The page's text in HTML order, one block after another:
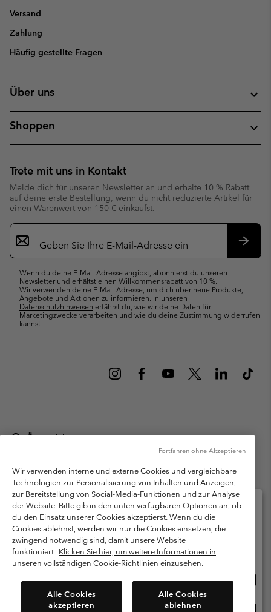
Versand
Zahlung
Häufig gestellte Fragen
Über uns
Shoppen
Trete mit uns in Kontakt
Melde dich für unseren Newsletter an und erhalte 10 % Rabatt
auf deine erste Bestellung, wenn du nicht reduzierte Artikel für
einen Warenwert von 150 € einkaufst.
Newsletter-
Anmeldung
Wenn du deine E-Mail-Adresse angibst, abonnierst du unseren
Newsletter und erhältst einen Willkommensrabatt von 10 %.
Wir verwenden deine E-Mail-Adresse, um dich über neue Produkte,
Angebote und Aktionen zu informieren. In unseren
Datenschutzhinweisen erfährst du, wie wir deine Daten für
Marketingzwecke verarbeiten und wie du deine Zustimmung widerrufen
kannst.
Österreich
Columbia Sportswear Austria GmbH. Moosfeldstraße 1, 5101
Bergheim, Salzburg Österreich. Alle Rechte vorbehalten.
Nutzungsbedingungen
Allgemeine Verkaufsbedingungen
Garantie
Datenschutzerklärung
Bestimmungen und Bedingungen des Mitglieder Programms
Nutzungsbedingungen Für Nutzergenerierte Inhalte
Cookies
Kundenservice: Mo- Fr. 9:00 - 13:00 & 14:00- 18:00 Uhr
(+)43720880525
Wir verwenden interne und externe Cookies und vergleichbare
Technologien zur Personalisierung von Inhalten und Anzeigen,
zur Bereitstellung von Social-Media-Funktionen und zur Analyse
der Website. Bitte gib in den unten verfügbaren Optionen an, ob
du den Einsatz unserer Cookies akzeptierst. Wenn du die
Cookies ablehnst, werden wir nur die Cookies einsetzen, die
zwingend notwendig sind, damit unsere Website
funktioniert. Klicken Sie hier, um weitere Informationen in
unseren vollständigen Cookie-Richtlinien einzusehen.
Alle Cookies
akzeptieren
Alle Cookies
ablehnen
Fortfahren ohne Akzeptieren
Bitte wählen Sie Ihr Lieferland und Ihre Sprache
Online-Einkauf verfügbar
Österreich